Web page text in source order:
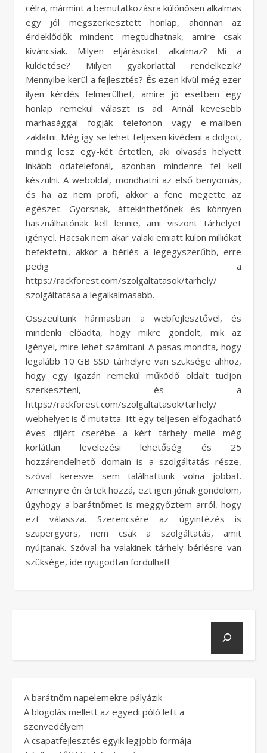
célra, mármint a bemutatkozásra különösen alkalmas
egy jól megszerkesztett honlap, ahonnan az
érdeklődők mindent megtudhatnak, amire csak
kíváncsiak. Milyen eljárásokat alkalmaz? Mi a
küldetése? Milyen gyakorlattal rendelkezik?
Mennyibe kerül a fejlesztés? És ezen kívül még ezer
ilyen kérdés felmerülhet, amire jó esetben egy
honlap remekül választ is ad. Annál kevesebb
marhasággal fogják telefonon vagy e-mailben
zaklatni. Még így se lehet teljesen kivédeni a dolgot,
mindig lesz egy-két értetlen, aki olvasás helyett
inkább odatelefonál, azonban mindenre fel kell
készülni. A weboldal, mondhatni az első benyomás,
és ha az nem profi, akkor a fene megette az
egészet. Gyorsnak, áttekinthetőnek és könnyen
használhatónak kell lennie, ami viszont tárhelyet
igényel. Hacsak nem akar valaki emiatt külön milliókat
befektetni, akkor a bérlés a legegyszerűbb, erre
pedig a
https://rackforest.com/szolgaltatasok/tarhely/
szolgáltatása a legalkalmasabb.
Összeültünk hármasban a webfejlesztővel, és
mindenki előadta, hogy mikre gondolt, mik az
igényei, mire lehet számítani. A pasas mondta, hogy
legalább 10 GB SSD tárhelyre van szüksége ahhoz,
hogy egy igazán remekül működő oldalt tudjon
szerkeszteni, és a
https://rackforest.com/szolgaltatasok/tarhely/
webhelyet is ő mutatta. Itt egy teljesen elfogadható
éves díjért cserébe a kért tárhely mellé még
korlátlan levelezési lehetőség és 25
hozzárendelhető domain is a szolgáltatás része,
szóval keresve sem találhattunk volna jobbat.
Amennyire én értek hozzá, ezt igen jónak gondolom,
úgyhogy a barátnőmet is meggyőztem arról, hogy
ezt válassza. Szerencsére az ügyintézés is
szupergyors, nem csak a szolgáltatás, amit
nyújtanak. Szóval ha valakinek tárhely bérlésre van
szüksége, ide nyugodtan fordulhat!
A barátnőm napelemekre pályázik
A blogolás mellett az egyedi póló lett a
szenvedélyem
A csapatfejlesztés egyik legjobb formája